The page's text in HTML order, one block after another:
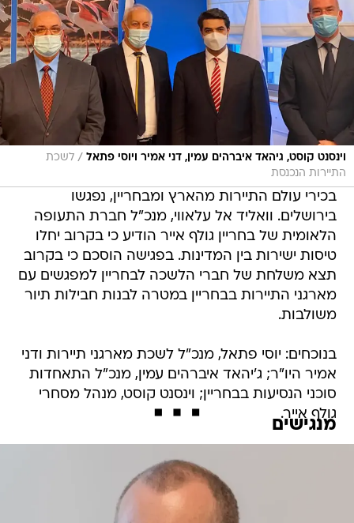
וינסנט קוסט, גיהאד איברהים עמין, דני אמיר ויוסי פתאל / לשכת
התיירות הנכנסת
בכירי עולם התיירות מהארץ ומבחריין, נפגשו
בירושלים. וואליד אל עלאווי, מנכ"ל חברת התעופה
הלאומית של בחריין גולף אייר הודיע כי בקרוב יחלו
טיסות ישירות בין המדינות. בפגישה הוסכם כי בקרוב
תצא משלחת של חברי הלשכה לבחריין למפגשים עם
מארגני התיירות בבחריין במטרה לבנות חבילות תיור
משולבות.
בנוכחים: יוסי פתאל, מנכ"ל לשכת מארגני תיירות ודני
אמיר היו"ר; ג'יהאד איברהים עמין, מנכ"ל התאחדות
סוכני הנסיעות בבחריין; וינסנט קוסט, מנהל מסחרי
גולף אייר.
מנגישים